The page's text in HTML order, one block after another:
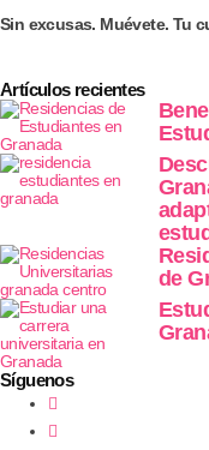
Sin excusas. Muévete. Tu
Artículos recientes
de
Síguenos